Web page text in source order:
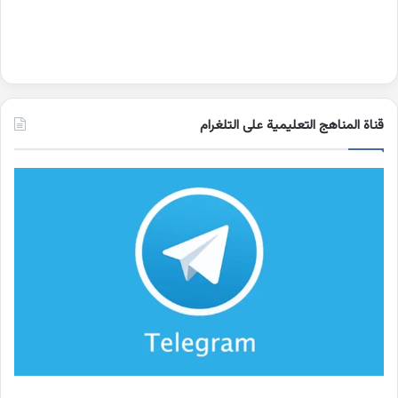
قناة المناهج التعليمية على التلغرام